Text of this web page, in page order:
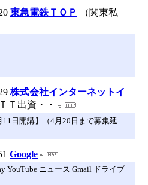
東急電鉄ＴＯＰ
（関東私
株式会社インターネットイ
Ｔ出資・・
11日開講】（4月20日まで募集延
Google
YouTube ニュース Gmail ドライブ